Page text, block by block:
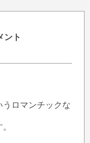
ント
うロマンチックな